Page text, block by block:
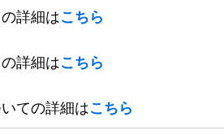
詳細はこちら
詳細はこちら
ての詳細はこちら